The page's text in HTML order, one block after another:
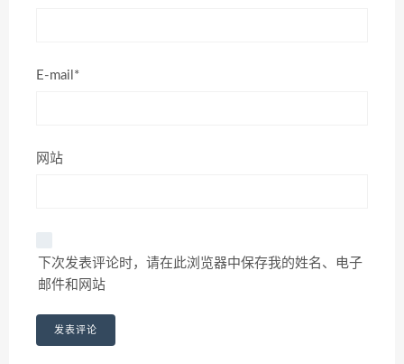
E-mail*
网站
下次发表评论时，请在此浏览器中保存我的姓名、电子
邮件和网站